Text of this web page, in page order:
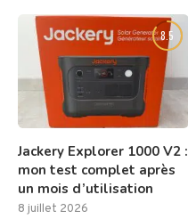
8.5
Jackery Explorer 1000 V2 :
mon test complet après
un mois d’utilisation
8 juillet 2026